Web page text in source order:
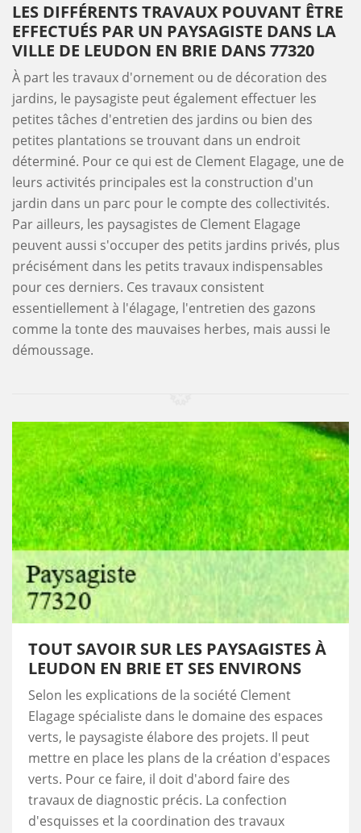
LES DIFFÉRENTS TRAVAUX POUVANT ÊTRE
EFFECTUÉS PAR UN PAYSAGISTE DANS LA
VILLE DE LEUDON EN BRIE DANS 77320
À part les travaux d'ornement ou de décoration des
jardins, le paysagiste peut également effectuer les
petites tâches d'entretien des jardins ou bien des
petites plantations se trouvant dans un endroit
déterminé. Pour ce qui est de Clement Elagage, une de
leurs activités principales est la construction d'un
jardin dans un parc pour le compte des collectivités.
Par ailleurs, les paysagistes de Clement Elagage
peuvent aussi s'occuper des petits jardins privés, plus
précisément dans les petits travaux indispensables
pour ces derniers. Ces travaux consistent
essentiellement à l'élagage, l'entretien des gazons
comme la tonte des mauvaises herbes, mais aussi le
démoussage.
TOUT SAVOIR SUR LES PAYSAGISTES À
LEUDON EN BRIE ET SES ENVIRONS
Selon les explications de la société Clement
Elagage spécialiste dans le domaine des espaces
verts, le paysagiste élabore des projets. Il peut
mettre en place les plans de la création d'espaces
verts. Pour ce faire, il doit d'abord faire des
travaux de diagnostic précis. La confection
d'esquisses et la coordination des travaux